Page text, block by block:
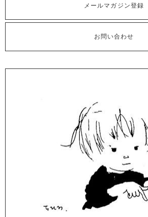
メールマガジン登録
お問い合わせ